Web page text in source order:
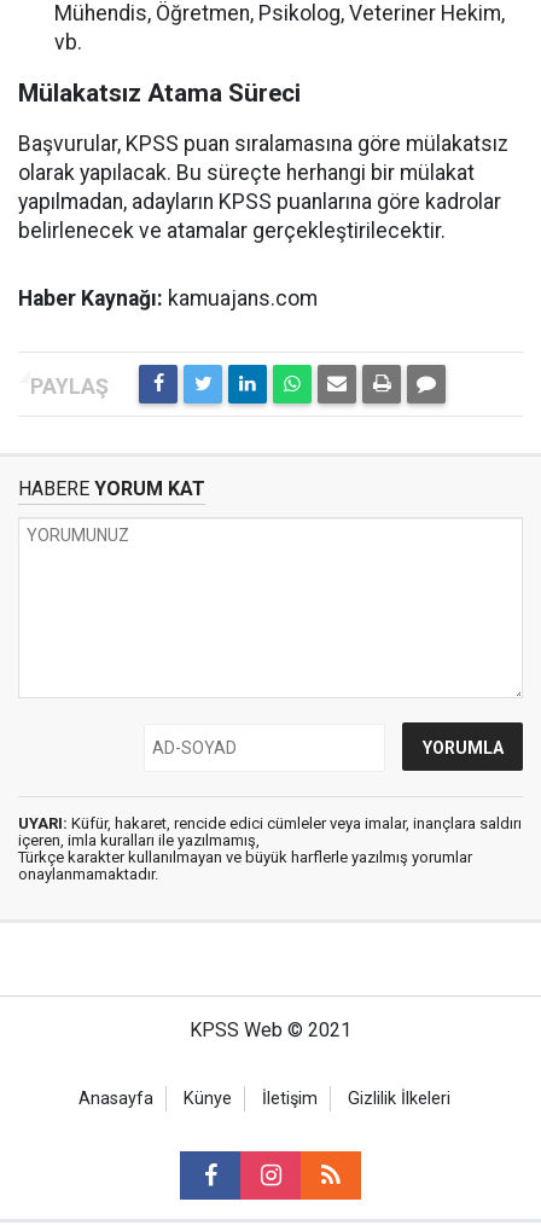
Mühendis, Öğretmen, Psikolog, Veteriner Hekim,
vb.
Mülakatsız Atama Süreci
Başvurular, KPSS puan sıralamasına göre mülakatsız
olarak yapılacak. Bu süreçte herhangi bir mülakat
yapılmadan, adayların KPSS puanlarına göre kadrolar
belirlenecek ve atamalar gerçekleştirilecektir.
Haber Kaynağı: kamuajans.com
HABERE YORUM KAT
UYARI: Küfür, hakaret, rencide edici cümleler veya imalar, inançlara saldırı
içeren, imla kuralları ile yazılmamış,
Türkçe karakter kullanılmayan ve büyük harflerle yazılmış yorumlar
onaylanmamaktadır.
KPSS Web © 2021
Anasayfa Künye İletişim Gizlilik İlkeleri